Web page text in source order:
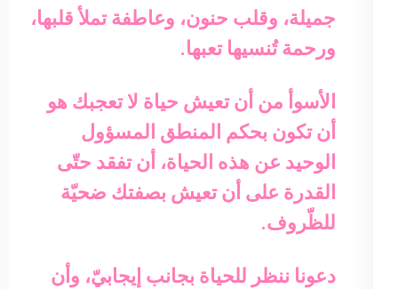
جميلة، وقلب حنون، وعاطفة تملأ قلبها،
ورحمة تُنسيها تعبها.
الأسوأ من أن تعيش حياة لا تعجبك هو
أن تكون بحكم المنطق المسؤول
الوحيد عن هذه الحياة، أن تفقد حتّى
القدرة على أن تعيش بصفتك ضحيّة
للظّروف.
دعونا ننظر للحياة بجانب إيجابيّ، وأن